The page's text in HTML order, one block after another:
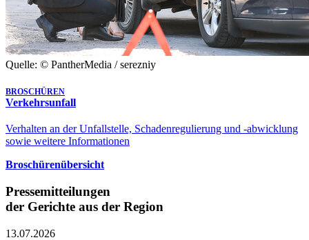
Quelle: © PantherMedia / serezniy
BROSCHÜREN
Verkehrsunfall
Verhalten an der Unfallstelle, Schadenregulierung und -abwicklung
sowie weitere Informationen
Broschürenübersicht
Pressemitteilungen
der Gerichte aus der Region
13.07.2026